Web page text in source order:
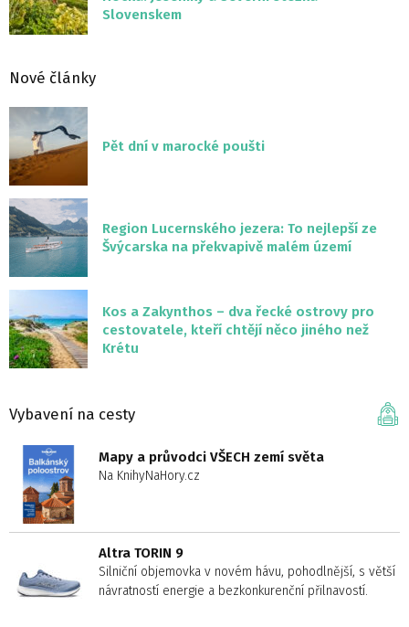
Slovenskem
Nové články
Pět dní v marocké poušti
Region Lucernského jezera: To nejlepší ze
Švýcarska na překvapivě malém území
Kos a Zakynthos – dva řecké ostrovy pro
cestovatele, kteří chtějí něco jiného než
Krétu
Vybavení na cesty
Mapy a průvodci VŠECH zemí světa
Na KnihyNaHory.cz
Altra TORIN 9
Silniční objemovka v novém hávu, pohodlnější, s větší
návratností energie a bezkonkurenční přilnavostí.